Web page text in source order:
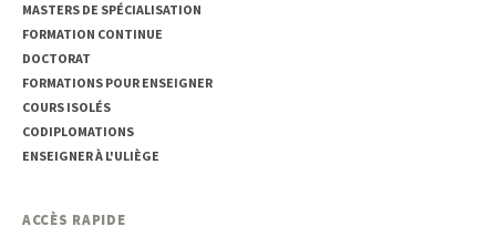
MASTERS DE SPÉCIALISATION
FORMATION CONTINUE
DOCTORAT
FORMATIONS POUR ENSEIGNER
COURS ISOLÉS
CODIPLOMATIONS
ENSEIGNER À L'ULIÈGE
ACCÈS RAPIDE